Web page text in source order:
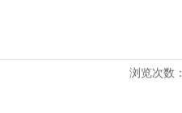
浏览次数：